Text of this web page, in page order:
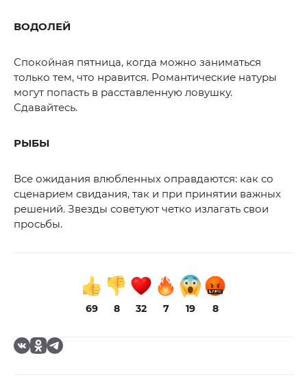
ВОДОЛЕЙ
Спокойная пятница, когда можно заниматься
только тем, что нравится. Романтические натуры
могут попасть в расставленную ловушку.
Сдавайтесь.
РЫБЫ
Все ожидания влюбленных оправдаются: как со
сценарием свидания, так и при принятии важных
решений. Звезды советуют четко излагать свои
просьбы.
69 8 32 7 19 8